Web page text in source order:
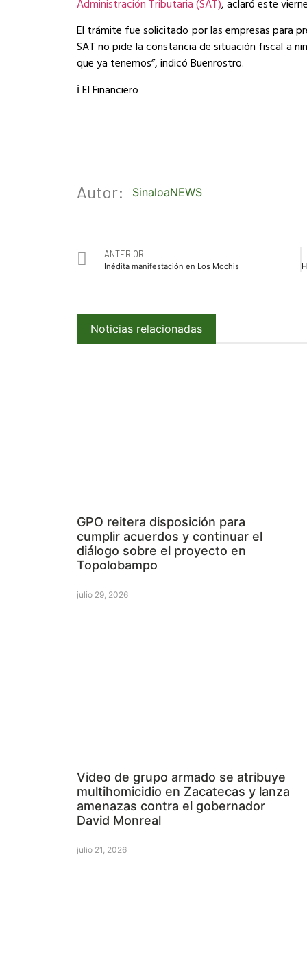
El trámite fue solicitado por las empresas para
SAT no pide la constancia de situación fiscal a
que ya tenemos”, indicó Buenrostro.
ℹ️ El Financiero
Autor: SinaloaNEWS
ANTERIOR
Inédita manifestación en Los Mochis
Noticias relacionadas
GPO reitera disposición para
cumplir acuerdos y continuar el
diálogo sobre el proyecto en
Topolobampo
julio 29, 2026
Video de grupo armado se atribuye
multihomicidio en Zacatecas y lanza
amenazas contra el gobernador
David Monreal
julio 21, 2026